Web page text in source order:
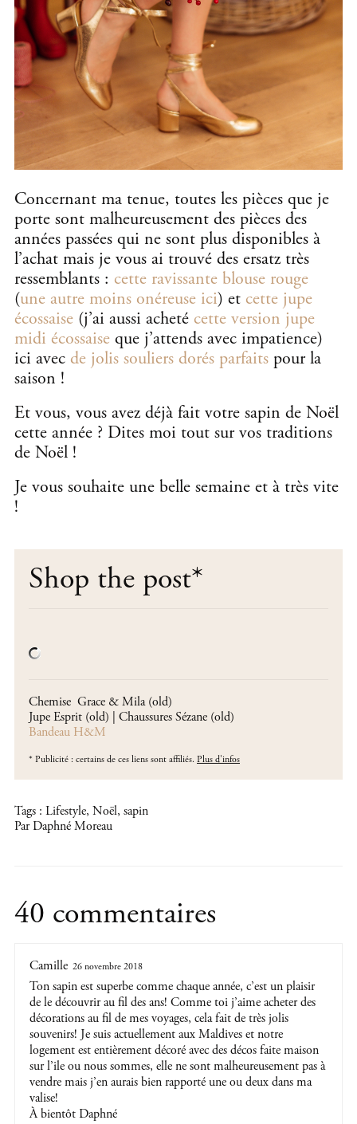
Concernant ma tenue, toutes les pièces que je
porte sont malheureusement des pièces des
années passées qui ne sont plus disponibles à
l’achat mais je vous ai trouvé des ersatz très
ressemblants : cette ravissante blouse rouge
(une autre moins onéreuse ici) et cette jupe
écossaise (j’ai aussi acheté cette version jupe
midi écossaise que j’attends avec impatience)
ici avec de jolis souliers dorés parfaits pour la
saison !
Et vous, vous avez déjà fait votre sapin de Noël
cette année ? Dites moi tout sur vos traditions
de Noël !
Je vous souhaite une belle semaine et à très vite
!
Shop the post*
Chemise Grace & Mila (old)
Jupe Esprit (old) | Chaussures Sézane (old)
Bandeau H&M
* Publicité : certains de ces liens sont affiliés. Plus d'infos
Tags : Lifestyle, Noël, sapin
Par Daphné Moreau
40 commentaires
Camille 26 novembre 2018
Ton sapin est superbe comme chaque année, c’est un plaisir
de le découvrir au fil des ans! Comme toi j’aime acheter des
décorations au fil de mes voyages, cela fait de très jolis
souvenirs! Je suis actuellement aux Maldives et notre
logement est entièrement décoré avec des décos faite maison
sur l’ile ou nous sommes, elle ne sont malheureusement pas à
vendre mais j’en aurais bien rapporté une ou deux dans ma
valise!
À bientôt Daphné